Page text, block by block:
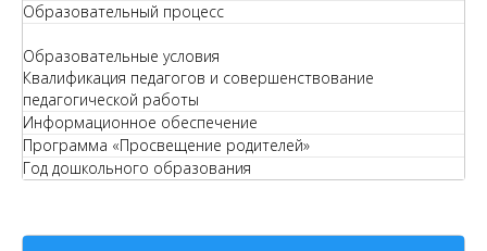
Образовательный процесс
Образовательные условия
Квалификация педагогов и совершенствование
педагогической работы
Информационное обеспечение
Программа «Просвещение родителей»
Год дошкольного образования